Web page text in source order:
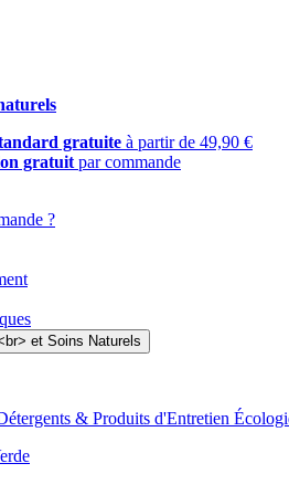
gratuite à partir de 49,90 €
gratuit par commande
?
& Produits d'Entretien